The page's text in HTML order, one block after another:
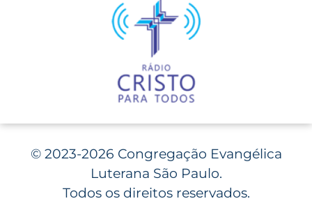
©2023-2026 Congregação Evangélica
Luterana São Paulo.
Todos os direitos reservados.